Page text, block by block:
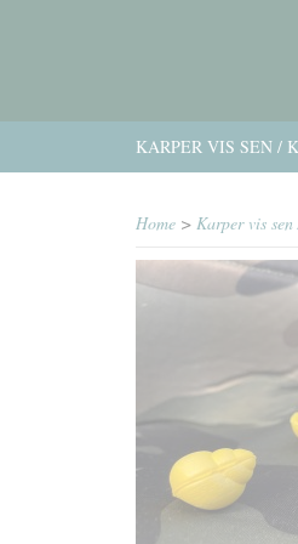
KARPER VIS SEN /
Home > Karper vis